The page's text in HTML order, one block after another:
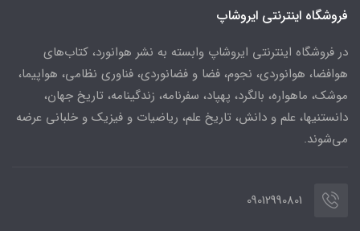
فروشگاه اینترنتی ایروشاپ
در فروشگاه اینترنتی ایروشاپ وابسته به نشر هوانورد، کتاب‌های
هوافضا، هوانوردی، نجوم، فضا و فضانوردی، فناوری نظامی، هواپیما،
موشک، ماهواره، بالگرد، پهپاد، سفرنامه، زندگینامه، تاریخ جهان،
دانستنیها، علم و دانش، تاریخ علم، ریاضیات و فیزیک و خلبانی عرضه
می‌شوند.
09012990801